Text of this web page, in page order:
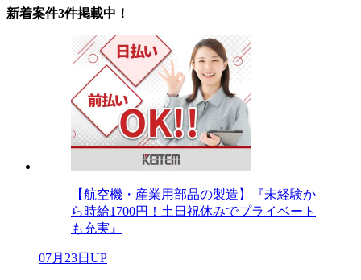
新着案件3件掲載中！
【航空機・産業用部品の製造】『未経験か
ら時給1700円！土日祝休みでプライベート
も充実』
07月23日UP